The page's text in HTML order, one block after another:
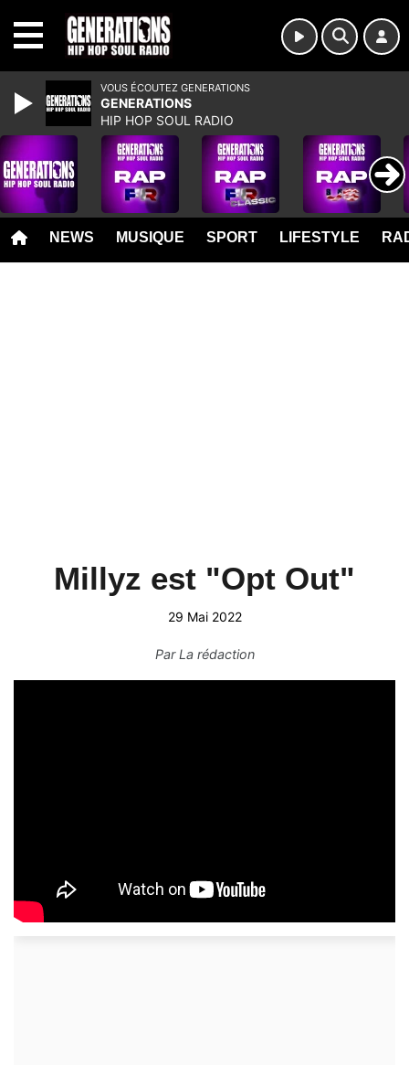
NEWS MUSIQUE SPORT LIFESTYLE
Millyz est "Opt Out"
29 Mai 2022
ParLa rédaction
VOUS ÉCOUTEZ GENERATIONS
GENERATIONS
HIP HOP SOUL RADIO